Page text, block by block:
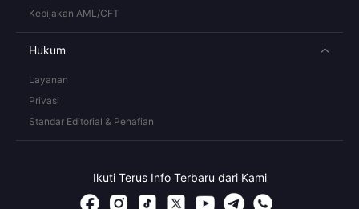
Kebijakan AML/CFT
Hukum
Layanan
Privasi
Standar Editorial & Penafian
Ikuti Terus Info Terbaru dari Kami